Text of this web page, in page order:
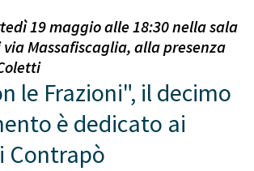
19 maggio alle 18:30 nella sala
Massafiscaglia, alla presenza
le Frazioni", il decimo
è dedicato ai
Contrapò